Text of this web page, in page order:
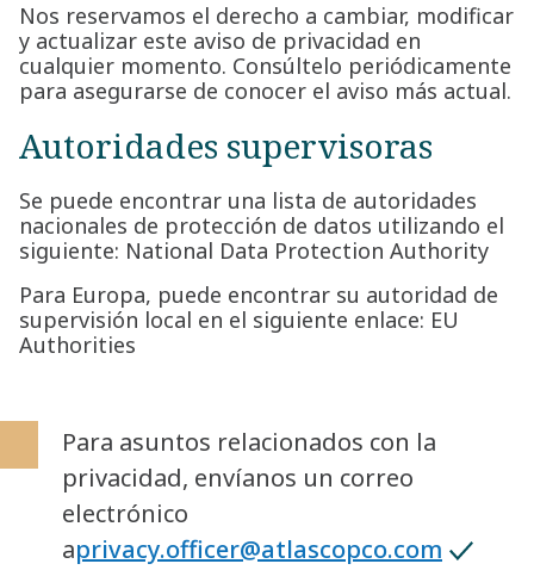
Nos reservamos el derecho a cambiar, modificar
y actualizar este aviso de privacidad en
cualquier momento. Consúltelo periódicamente
para asegurarse de conocer el aviso más actual.
Autoridades supervisoras
Se puede encontrar una lista de autoridades
nacionales de protección de datos utilizando el
siguiente: National Data Protection Authority
Para Europa, puede encontrar su autoridad de
supervisión local en el siguiente enlace: EU
Authorities
Para asuntos relacionados con la
privacidad, envíanos un correo
electrónico
aprivacy.officer@atlascopco.com